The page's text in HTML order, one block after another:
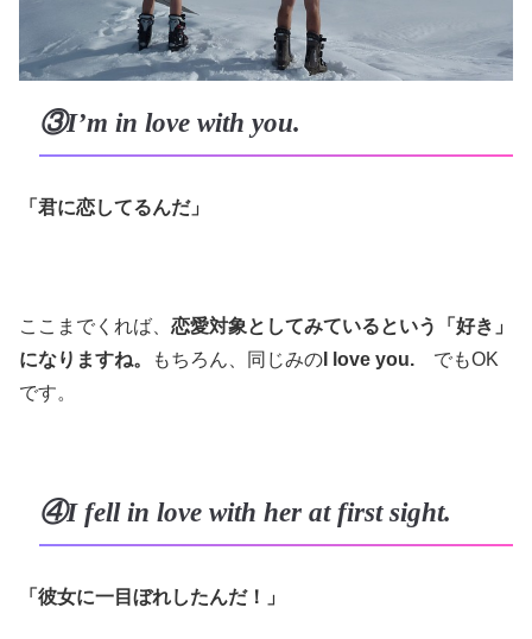
③I’m in love with you.
「君に恋してるんだ」
ここまでくれば、 恋愛対象としてみているという「好き」
になりますね。
もちろん、同じみの I love you. でもOK
です。
④I fell in love with her at first sight.
「彼女に一目ぼれしたんだ！」